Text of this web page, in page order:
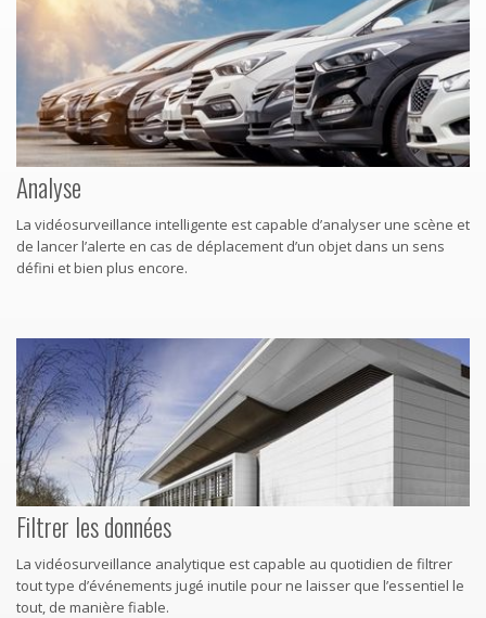
Analyse
La vidéosurveillance intelligente est capable d’analyser une scène et
de lancer l’alerte en cas de déplacement d’un objet dans un sens
défini et bien plus encore.
Filtrer les données
La vidéosurveillance analytique est capable au quotidien de filtrer
tout type d’événements jugé inutile pour ne laisser que l’essentiel le
tout, de manière fiable.